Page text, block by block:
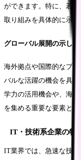
ができます。特に、若
取り組みを具体的に示
グローバル展開の示し方
海外拠点や国際的なプ
バルな活躍の機会を具
学力の活用機会や、海
を集める重要な要素とな
IT・技術系企業の特
IT業界では、急速な技